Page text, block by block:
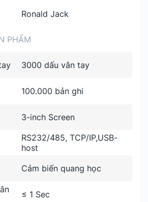
Ronald Jack
PHẨM
3000 dấu vân tay
100.000 bản ghi
3-inch Screen
RS232/485, TCP/IP,USB-
host
Cảm biến quang học
≤ 1 Sec